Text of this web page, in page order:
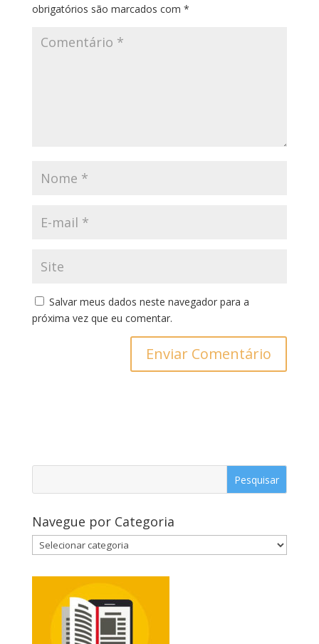
obrigatórios são marcados com *
Salvar meus dados neste navegador para a
próxima vez que eu comentar.
Navegue por Categoria